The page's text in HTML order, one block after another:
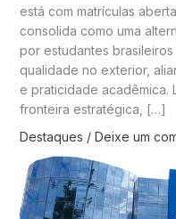
está com matrículas
consolida como uma
por estudantes
qualidade no exterior,
e praticidade acadêmica.
fronteira estratégica, […]
Destaques / Deixe um